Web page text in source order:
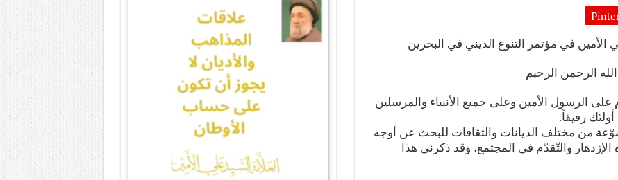
الأمين في مؤتمر التنوع الديني في البحرين
الرحمن الرحيم
على الرسول الأمين وعلى جميع الأنبياء والمرسلين
رفيقاً.
من مختلف الديانات والثقافات للبحث عن أوجه
الإزدهار والتّقدّم في المجتمع، وقد ذكرني هذا